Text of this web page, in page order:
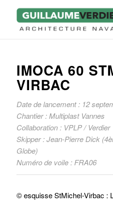
IMOCA 60
VIRBAC
Date de lancement : 12
Chantier : Multiplast Vannes
Collaboration : VPLP / Verdier
Skipper : Jean-Pierre Dick
Globe)
Numéro de voile : FRA06
© esquisse StMichel-Virbac :